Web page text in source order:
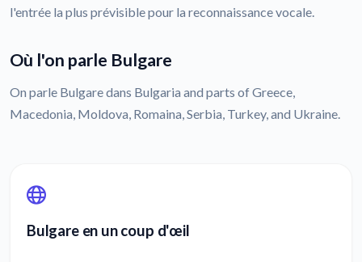
l'entrée la plus prévisible pour la reconnaissance vocale.
Où l'on parle Bulgare
On parle Bulgare dans Bulgaria and parts of Greece,
Macedonia, Moldova, Romaina, Serbia, Turkey, and Ukraine.
Bulgare en un coup d'œil